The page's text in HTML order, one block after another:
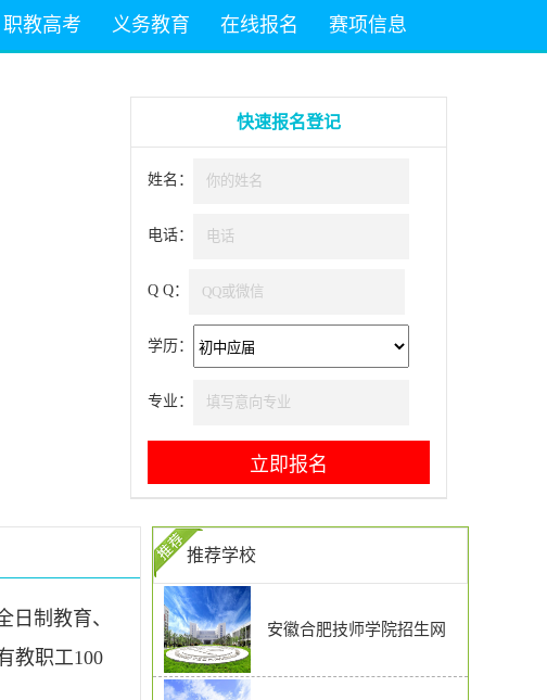
职教高考 义务教育 在线报名 赛项信息
快速报名登记
姓名：
电话：
Q Q：
学历：
专业：
制教育、
教职工100
推荐学校
安徽合肥技师学院招生网